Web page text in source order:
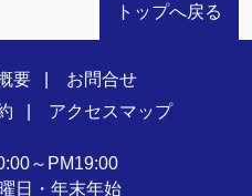
トップへ戻る
要
お問合せ
アクセスマップ
～PM19:00
日・年末年始